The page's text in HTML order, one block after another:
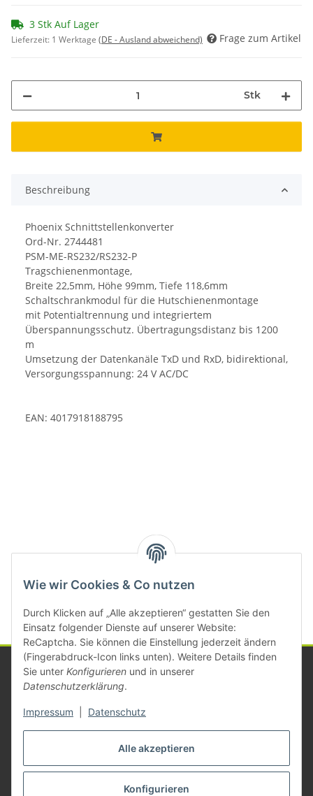
Alle akzeptieren
Konfigurieren
Wie wir Cookies & Co nutzen
Durch Klicken auf „Alle akzeptieren“ gestatten Sie den
Einsatz folgender Dienste auf unserer Website:
ReCaptcha. Sie können die Einstellung jederzeit ändern
(Fingerabdruck-Icon links unten). Weitere Details finden
Sie unter Konfigurieren und in unserer
Datenschutzerklärung.
Impressum Datenschutz
3 Stk Auf Lager
Lieferzeit: 1 Werktage (DE - Ausland abweichend) Frage zum Artikel
Stk
Beschreibung
Phoenix Schnittstellenkonverter
Ord-Nr. 2744481
PSM-ME-RS232/RS232-P
Tragschienenmontage,
Breite 22,5mm, Höhe 99mm, Tiefe 118,6mm
Schaltschrankmodul für die Hutschienenmontage
mit Potentialtrennung und integriertem
Überspannungsschutz. Übertragungsdistanz bis 1200
m
Umsetzung der Datenkanäle TxD und RxD, bidirektional,
Versorgungsspannung: 24 V AC/DC
EAN: 4017918188795
Kategorien
Gesetzliche Informationen
Vertrag widerrufen